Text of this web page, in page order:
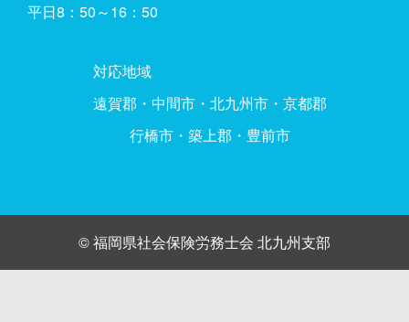
平日8：50～16：50
対応地域
遠賀郡・中間市・北九州市・京都郡
行橋市・築上郡・豊前市
©︎ 福岡県社会保険労務士会 北九州支部